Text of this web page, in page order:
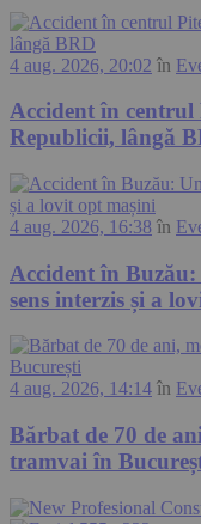
4 aug. 2026, 20:02 în
Accident în
Republicii, lângă
4 aug. 2026, 16:38 în
Accident în
sens interzis și a
4 aug. 2026, 14:14 în
Bărbat de 70 de
tramvai în